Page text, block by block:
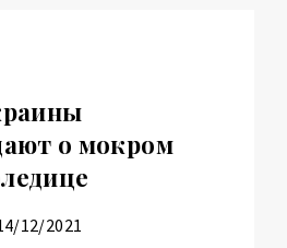
о мокром
12/2021